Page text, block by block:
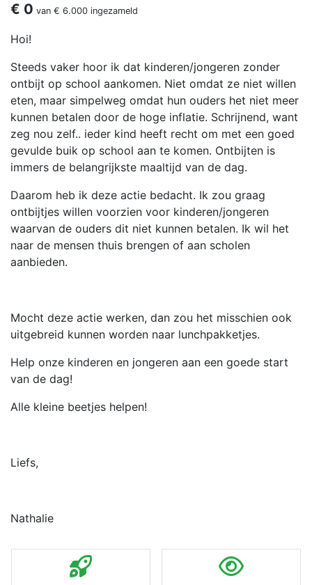
€ 0 van € 6.000 ingezameld
Hoi!
Steeds vaker hoor ik dat kinderen/jongeren zonder
ontbijt op school aankomen. Niet omdat ze niet willen
eten, maar simpelweg omdat hun ouders het niet meer
kunnen betalen door de hoge inflatie. Schrijnend, want
zeg nou zelf.. ieder kind heeft recht om met een goed
gevulde buik op school aan te komen. Ontbijten is
immers de belangrijkste maaltijd van de dag.
Daarom heb ik deze actie bedacht. Ik zou graag
ontbijtjes willen voorzien voor kinderen/jongeren
waarvan de ouders dit niet kunnen betalen. Ik wil het
naar de mensen thuis brengen of aan scholen
aanbieden.
Mocht deze actie werken, dan zou het misschien ook
uitgebreid kunnen worden naar lunchpakketjes.
Help onze kinderen en jongeren aan een goede start
van de dag!
Alle kleine beetjes helpen!
Liefs,
Nathalie